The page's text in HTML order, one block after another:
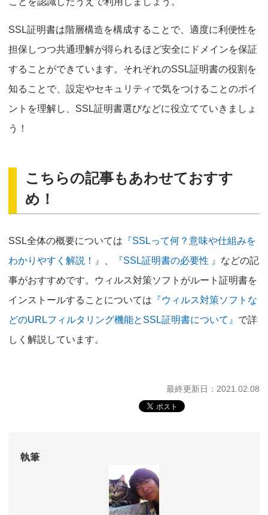
SSL証明書は階層構造を構成することで、適度に利便性を
担保しつつ共通理解が得られるほど安全にドメインを保証
することができています。それぞれのSSL証明書の役割を
知ることで、設定やセキュリティで気をつけることのポイ
ントを理解し、SSL証明書選びなどに役立てていきましょ
う！
こちらの記事もあわせておすす
め！
SSL全体の概要については 『SSLって何？意味や仕組みを
わかりやすく解説！』
『SSL証明書の必要性 』 などの記
事がおすすめです。ウィルス対策ソフトがルート証明書を
インストールすることについては 『ウィルス対策ソフトな
どのURLフィルタリング機能とSSL証明書について』 で詳
しく解説しています。
最終更新日：2021.02.08
執筆